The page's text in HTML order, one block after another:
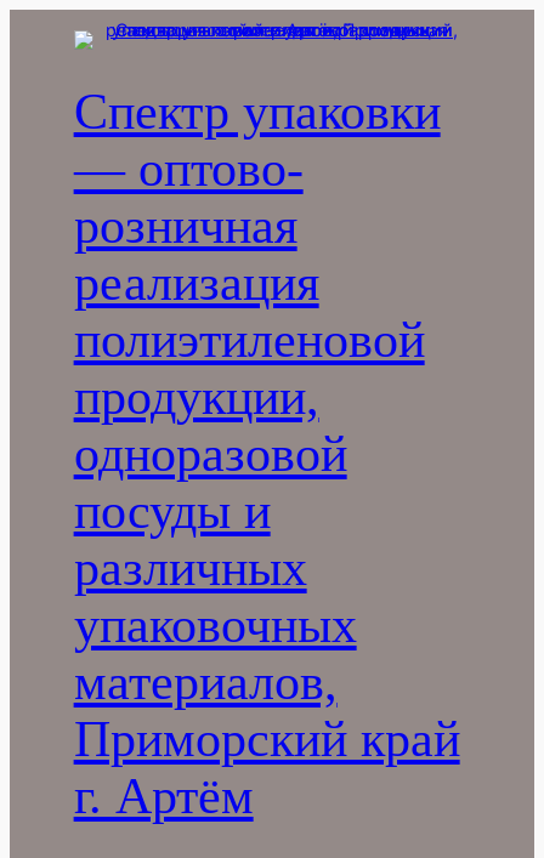
Перейти
Спектр упаковки
— оптово-
розничная
реализация
полиэтиленовой
продукции,
одноразовой
посуды и
различных
упаковочных
материалов,
Приморский край
г. Артём